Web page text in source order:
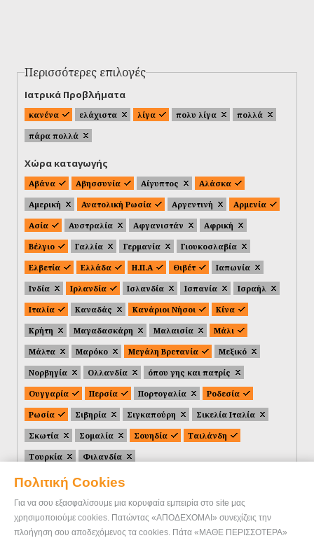
Πολιτική Cookies
Για να σου εξασφαλίσουμε μια κορυφαία εμπειρία στο site μας
χρησιμοποιούμε cookies. Πατώντας «ΑΠΟΔΕΧΟΜΑΙ» συνεχίζεις την
πλοήγηση σου αποδεχόμενος τα cookies. Πάτα «ΜΑΘΕ ΠΕΡΙΣΣΟΤΕΡΑ»
Περισσότερες επιλογές
Ιατρικά Προβλήματα
κανένα ελάχιστα λίγα πολυ λίγα
πολλά
πάρα πολλά
Χώρα καταγωγής
Αβάνα Αβησσυνία Αίγυπτος
Αλάσκα
Αμερική
Ανατολική Ρωσία Αργεντινή
Αρμενία
Ασία
Αυστραλία Αφγανιστάν
Αφρική
Βέλγιο
Γαλλία Γερμανία
Γιουκοσλαβία
Ελβετία
Ελλάδα Η.Π.Α Θιβέτ
Ιαπωνία
Ινδία
Ιρλανδία Ισλανδία Ισπανία
Ισραήλ
Ιταλία
Καναδάς Κανάριοι Νήσοι
Κίνα
Κρήτη
Μαγαδασκάρη Μαλαισία
Μάλι
Μάλτα
Μαρόκο Μεγάλη Βρετανία
Μεξικό
Νορβηγία
Ολλανδία
όπου γης και πατρίς
Ουγγαρία
Περσία Πορτογαλία
Ροδεσία
Ρωσία
Σιβηρία Σιγκαπούρη
Σικελία Ιταλία
Σκωτία
Σομαλία Σουηδία
Ταιλάνδη
Τουρκία
Φιλανδία